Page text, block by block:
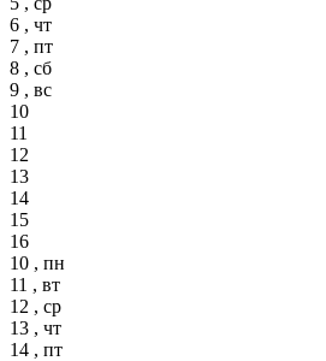
6 , чт
7 , пт
8 , сб
9 , вс
10
11
12
13
14
15
16
10 , пн
11 , вт
12 , ср
13 , чт
14 , пт